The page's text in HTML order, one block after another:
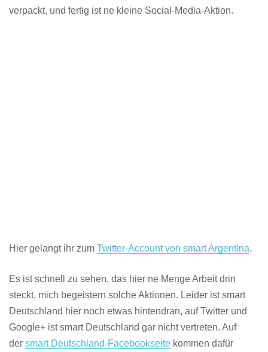
verpackt, und fertig ist ne kleine Social-Media-Aktion.
Hier gelangt ihr zum Twitter-Account von smart Argentina.
Es ist schnell zu sehen, das hier ne Menge Arbeit drin
steckt, mich begeistern solche Aktionen. Leider ist smart
Deutschland hier noch etwas hintendran, auf Twitter und
Google+ ist smart Deutschland gar nicht vertreten. Auf
der smart Deutschland-Facebookseite kommen dafür